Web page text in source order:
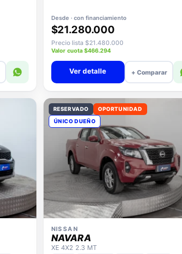
Desde · con financiamiento
$21.280.000
Precio lista $21.480.000
Valor cuota $466.294
Ver detalle + Comparar
RESERVADO
OPORTUNIDAD
ÚNICO DUEÑO
NISSAN
NAVARA
XE 4X2 2.3 MT